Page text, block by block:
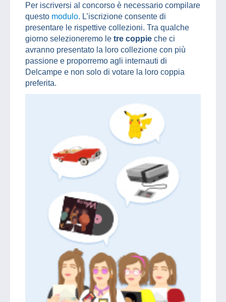
Per iscriversi al concorso è necessario compilare
questo modulo. L’iscrizione consente di
presentare le rispettive collezioni. Tra qualche
giorno selezioneremo le tre coppie che ci
avranno presentato la loro collezione con più
passione e proporremo agli internauti di
Delcampe e non solo di votare la loro coppia
preferita.